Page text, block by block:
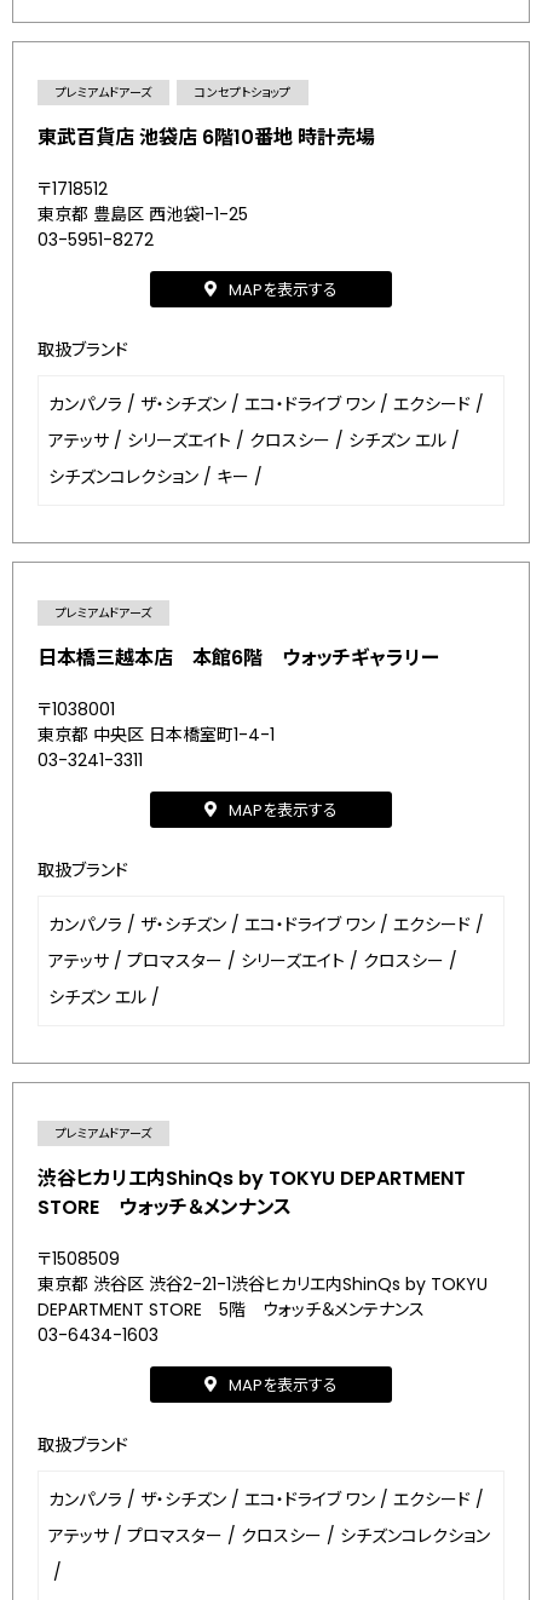
プレミアムドアーズ コンセプトショップ
東武百貨店 池袋店 6階10番地 時計売場
〒1718512
東京都 豊島区 西池袋1-1-25
03-5951-8272
MAPを表示する
取扱ブランド
カンパノラ / ザ・シチズン / エコ・ドライブ ワン / エクシード /
アテッサ / シリーズエイト / クロスシー / シチズン エル /
シチズンコレクション / キー /
プレミアムドアーズ
日本橋三越本店 本館6階 ウォッチギャラリー
〒1038001
東京都 中央区 日本橋室町1-4-1
03-3241-3311
MAPを表示する
取扱ブランド
カンパノラ / ザ・シチズン / エコ・ドライブ ワン / エクシード /
アテッサ / プロマスター / シリーズエイト / クロスシー /
シチズン エル /
プレミアムドアーズ
渋谷ヒカリエ内ShinQs by TOKYU DEPARTMENT
STORE ウォッチ＆メンナンス
〒1508509
東京都 渋谷区 渋谷2-21-1渋谷ヒカリエ内ShinQs by TOKYU
DEPARTMENT STORE 5階 ウォッチ＆メンテナンス
03-6434-1603
MAPを表示する
取扱ブランド
カンパノラ / ザ・シチズン / エコ・ドライブ ワン / エクシード /
アテッサ / プロマスター / クロスシー / シチズンコレクション
/